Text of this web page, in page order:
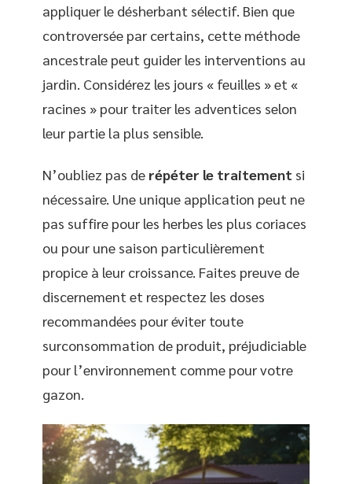
appliquer le désherbant sélectif. Bien que
controversée par certains, cette méthode
ancestrale peut guider les interventions au
jardin. Considérez les jours « feuilles » et «
racines » pour traiter les adventices selon
leur partie la plus sensible.
N’oubliez pas de répéter le traitement si
nécessaire. Une unique application peut ne
pas suffire pour les herbes les plus coriaces
ou pour une saison particulièrement
propice à leur croissance. Faites preuve de
discernement et respectez les doses
recommandées pour éviter toute
surconsommation de produit, préjudiciable
pour l’environnement comme pour votre
gazon.